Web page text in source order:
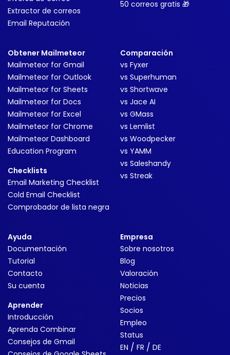
Extractor de correos
Email Reputación
50 correos gratis 🎁
Obtener Mailmeteor
Mailmeteor for Gmail
Mailmeteor for Outlook
Mailmeteor for Sheets
Mailmeteor for Docs
Mailmeteor for Excel
Mailmeteor for Chrome
Mailmeteor Dashboard
Education Program
Checklists
Email Marketing Checklist
Cold Email Checklist
Comprobador de lista negra
Comparación
vs Fyxer
vs Superhuman
vs Shortwave
vs Jace AI
vs GMass
vs Lemlist
vs Woodpecker
vs YAMM
vs Saleshandy
vs Streak
Ayuda
Documentación
Tutorial
Contacto
Su cuenta
Aprender
Introducción
Aprenda Combinar
Consejos de Gmail
Empresa
Sobre nosotros
Blog
Valoración
Noticias
Precios
Socios
Empleo
Status
EN / FR / DE